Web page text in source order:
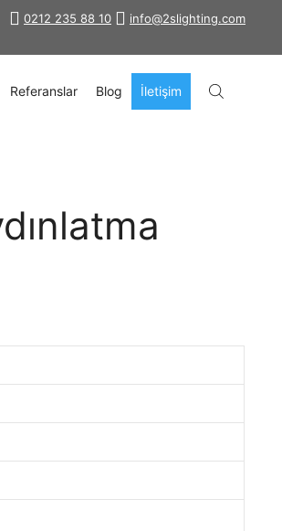
info@2slighting.com
0212 235 88 10
Referanslar Blog İletişim